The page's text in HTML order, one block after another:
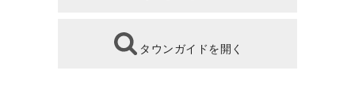
タウンガイドを開く